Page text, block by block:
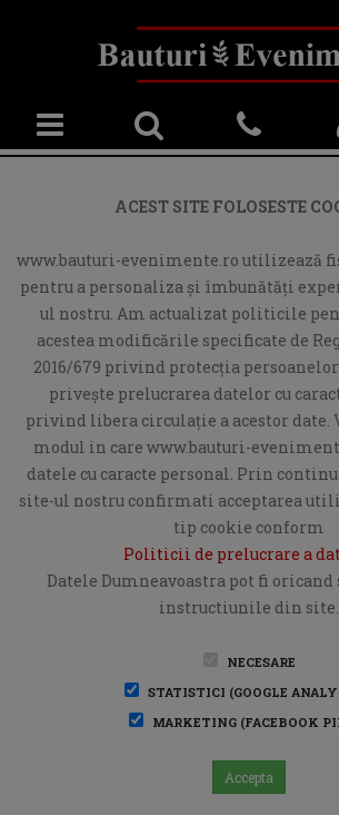
ACEST SITE FOLOSESTE
www.bauturi-evenimente.ro utilizează
pentru a personaliza și îmbunătăți
ul nostru. Am actualizat politicile
acestea modificările specificate de
2016/679 privind protecția
privește prelucrarea datelor cu
privind libera circulație a acestor date.
modul in care www.bauturi-
datele cu caracte personal. Prin
site-ul nostru confirmati acceptarea
tip cookie conform
Politicii de prelucrare a
Datele Dumneavoastra pot fi
instructiunile din site.
NECESARE
STATISTICI (GOOGLE
MARKETING (FACEBOOK
Accepta